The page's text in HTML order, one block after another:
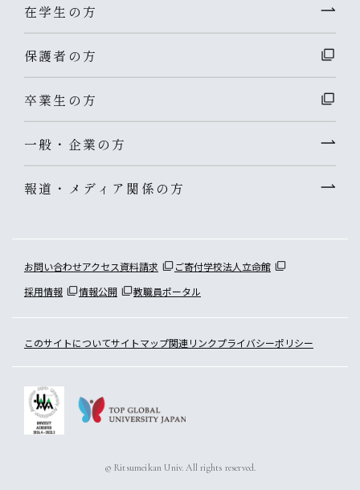
在学生の方
保護者の方
卒業生の方
一般・企業の方
報道・メディア関係の方
お問い合わせアクセス資料請求 ご寄付学校法人立命館
採用情報
情報公開 教職員ポータル
このサイトについてサイトマップ関連リンクプライバシーポリシー
© Ritsumeikan Univ. All rights reserved.